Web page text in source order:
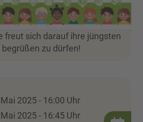
freut sich darauf ihre jüngsten
zu dürfen!
2025 - 16:00 Uhr
2025 - 16:45 Uhr